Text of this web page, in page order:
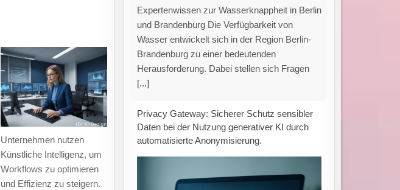
Unternehmen nutzen
Künstliche Intelligenz, um
Workflows zu optimieren
und Effizienz zu steigern.
Privacy Gateway: Schutz sensibler Daten bei
der Nutzung generativer KI Generative
Künstliche Intelligenz (KI), wie beispielsweise
ChatGPT, findet sowohl im beruflichen als
auch im privaten[...]
Werttreiber oder Kostenfaktor im
Immobiliensektor?